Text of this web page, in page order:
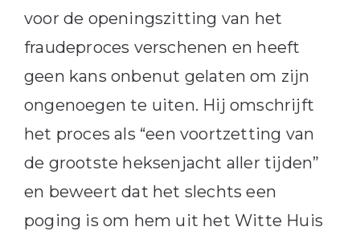
voor de openingszitting van het
fraudeproces verschenen en heeft
geen kans onbenut gelaten om zijn
ongenoegen te uiten. Hij omschrijft
het proces als “een voortzetting van
de grootste heksenjacht aller tijden”
en beweert dat het slechts een
poging is om hem uit het Witte Huis